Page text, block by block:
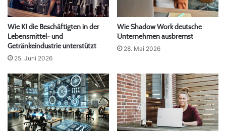
Wie KI die Beschäftigten in der
Lebensmittel- und
Getränkeindustrie unterstützt
25. Juni 2026
Wie Shadow Work deutsche
Unternehmen ausbremst
28. Mai 2026